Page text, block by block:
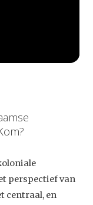
perspectief van
centraal, en